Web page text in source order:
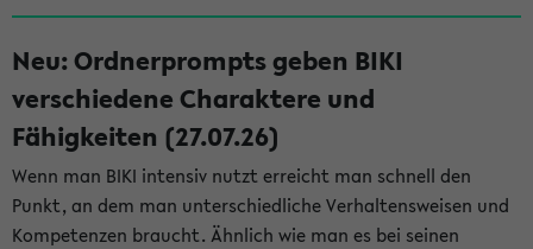
Neu: Ordnerprompts geben BIKI
verschiedene Charaktere und
Fähigkeiten (27.07.26)
Wenn man BIKI intensiv nutzt erreicht man schnell den
Punkt, an dem man unterschiedliche Verhaltensweisen und
Kompetenzen braucht. Ähnlich wie man es bei seinen